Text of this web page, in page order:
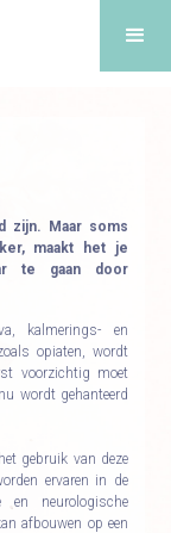
zijn. Maar soms
maakt het je
te gaan door
kalmerings- en
opiaten, wordt
voorzichtig moet
wordt gehanteerd
gebruik van deze
ervaren in de
en neurologische
afbouwen op een